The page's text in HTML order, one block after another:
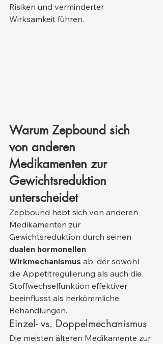
Risiken und verminderter
Wirksamkeit führen.
Warum Zepbound sich
von anderen
Medikamenten zur
Gewichtsreduktion
unterscheidet
Zepbound hebt sich von anderen
Medikamenten zur
Gewichtsreduktion durch seinen
dualen hormonellen
Wirkmechanismus ab, der sowohl
die Appetitregulierung als auch die
Stoffwechselfunktion effektiver
beeinflusst als herkömmliche
Behandlungen.
Einzel- vs. Doppelmechanismus
Die meisten älteren Medikamente zur